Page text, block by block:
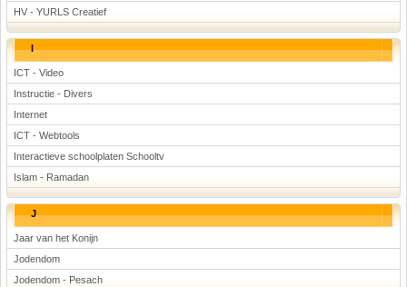
HV - YURLS Creatief
I
ICT - Video
Instructie - Divers
Internet
ICT - Webtools
Interactieve schoolplaten Schooltv
Islam - Ramadan
J
Jaar van het Konijn
Jodendom
Jodendom - Pesach